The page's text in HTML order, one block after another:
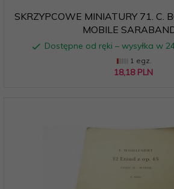
SKRZYPCOWE MINIATURY 71. C.
MOBILE
Dostępne od ręki – wysyłka w
1 egz.
18,18 PLN